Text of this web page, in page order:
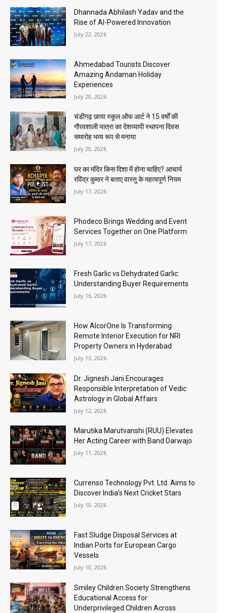
Dhannada Abhilash Yadav and the
Rise of AI-Powered Innovation
July 22, 2026
Ahmedabad Tourists Discover
Amazing Andaman Holiday
Experiences
July 20, 2026
चंडीगढ़ छाया स्कूल ऑफ आर्ट ने 15 वर्षों की
गौरवशाली यात्रा का देशव्यापी स्थापना दिवस
समारोह भव्य रूप से मनाया
July 20, 2026
घर का मंदिर किस दिशा में होना चाहिए? आचार्य
रविंद्र कुमार ने बताए वास्तु के महत्वपूर्ण नियम
July 17, 2026
Phodeco Brings Wedding and Event
Services Together on One Platform
July 17, 2026
Fresh Garlic vs Dehydrated Garlic:
Understanding Buyer Requirements
July 16, 2026
How AlcorOne Is Transforming
Remote Interior Execution for NRI
Property Owners in Hyderabad
July 13, 2026
Dr. Jignesh Jani Encourages
Responsible Interpretation of Vedic
Astrology in Global Affairs
July 12, 2026
Marutika Marutvanshi (RUU) Elevates
Her Acting Career with Band Darwajo
July 11, 2026
Currenso Technology Pvt. Ltd. Aims to
Discover India’s Next Cricket Stars
July 10, 2026
Fast Sludge Disposal Services at
Indian Ports for European Cargo
Vessels
July 10, 2026
Smiley Children Society Strengthens
Educational Access for
Underprivileged Children Across